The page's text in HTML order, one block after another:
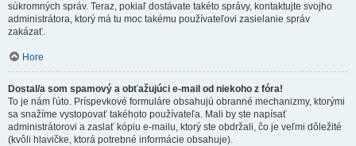
súkromných správ. Teraz, pokiaľ dostávate takéto správy, kontaktujte svojho
administrátora, ktorý má tu moc takému používateľovi zasielanie správ
zakázať.
Hore
Dostal/a som spamový a obťažujúci e-mail od niekoho z fóra!
To je nám ľúto. Príspevkové formuláre obsahujú obranné mechanizmy, ktorými
sa snažíme vystopovať takéhoto používateľa. Mali by ste napísať
administrátorovi a zaslať kópiu e-mailu, ktorý ste obdržali, čo je veľmi dôležité
(kvôli hlavičke, ktorá potrebné informácie obsahuje).